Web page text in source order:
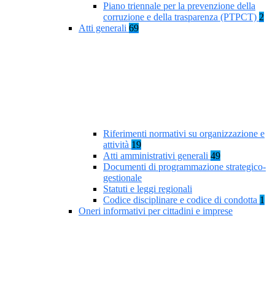
Piano triennale per la prevenzione della
corruzione e della trasparenza (PTPCT) 2
Atti generali 69
Riferimenti normativi su organizzazione e
attività 19
Atti amministrativi generali 49
Documenti di programmazione strategico-
gestionale
Statuti e leggi regionali
Codice disciplinare e codice di condotta 1
Oneri informativi per cittadini e imprese